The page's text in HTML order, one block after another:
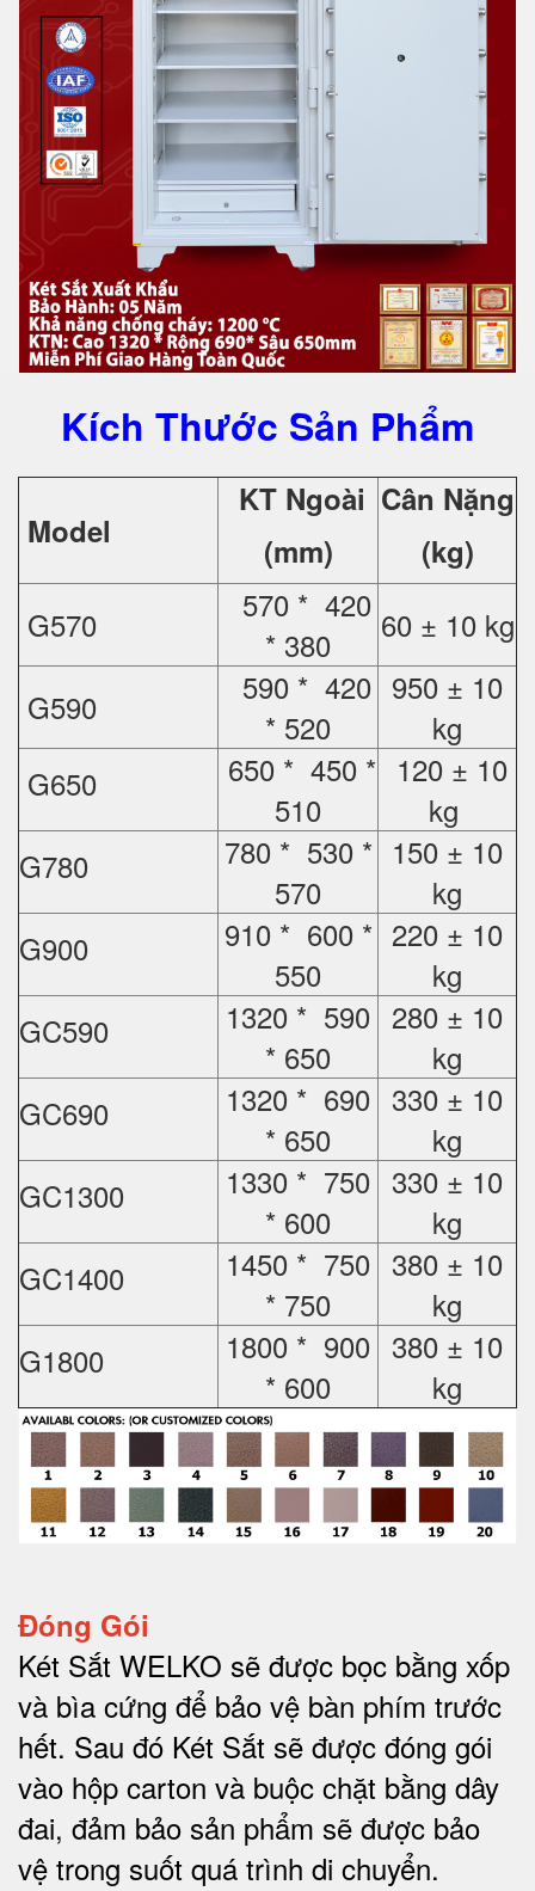
Kích Thước Sản Phẩm
Model
KT Ngoài
(mm)
Cân Nặng
(kg)
G570
570 * 420
* 380
60 ± 10 kg
G590
590 * 420
* 520
950 ± 10
kg
G650
650 * 450 *
510
120 ± 10
kg
G780
780 * 530 *
570
150 ± 10
kg
G900
910 * 600 *
550
220 ± 10
kg
GC590
1320 * 590
* 650
280 ± 10
kg
GC690
1320 * 690
* 650
330 ± 10
kg
GC1300
1330 * 750
* 600
330 ± 10
kg
GC1400
1450 * 750
* 750
380 ± 10
kg
G1800
1800 * 900
* 600
380 ± 10
kg
Đóng Gói
Két Sắt WELKO sẽ được bọc bằng xốp
và bìa cứng để bảo vệ bàn phím trước
hết. Sau đó Két Sắt sẽ được đóng gói
vào hộp carton và buộc chặt bằng dây
đai, đảm bảo sản phẩm sẽ được bảo
vệ trong suốt quá trình di chuyển.